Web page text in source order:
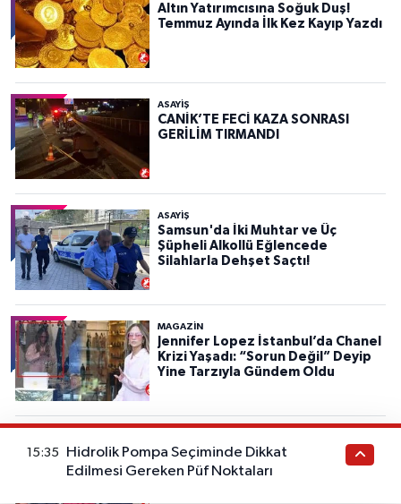
Altın Yatırımcısına Soğuk Duş!
Temmuz Ayında İlk Kez Kayıp Yazdı
ASAYIŞ
CANİK’TE FECİ KAZA SONRASI
GERİLİM TIRMANDI
ASAYIŞ
Samsun'da İki Muhtar ve Üç
Şüpheli Alkollü Eğlencede
Silahlarla Dehşet Saçtı!
MAGAZİN
Jennifer Lopez İstanbul’da Chanel
Krizi Yaşadı: “Sorun Değil” Deyip
Yine Tarzıyla Gündem Oldu
Yol Kenarında Otlayan İneği Çalıp
43 Bin Liraya Sattı!
15:35
Hidrolik Pompa Seçiminde Dikkat
Edilmesi Gereken Püf Noktaları